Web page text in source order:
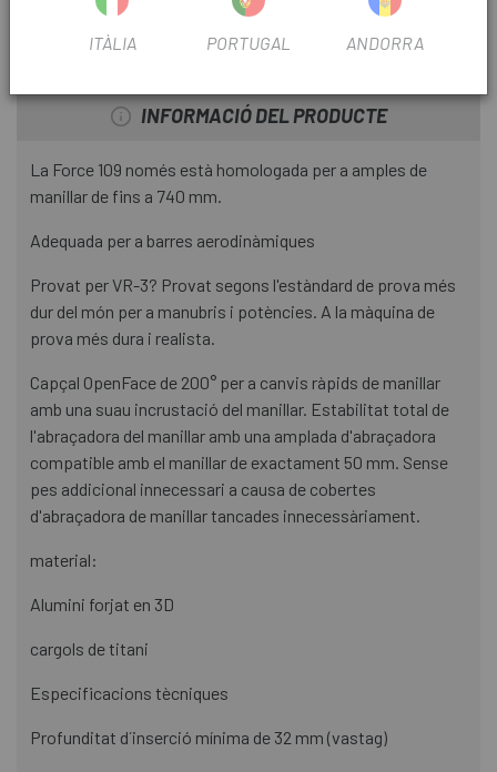
INFORMACIÓ DEL PRODUCTE
La Force 109 només està homologada per a amples de
manillar de fins a 740 mm.
Adequada per a barres aerodinàmiques
Provat per VR-3? Provat segons l'estàndard de prova més
dur del món per a manubris i potències. A la màquina de
prova més dura i realista.
Capçal OpenFace de 200° per a canvis ràpids de manillar
amb una suau incrustació del manillar. Estabilitat total de
l'abraçadora del manillar amb una amplada d'abraçadora
compatible amb el manillar de exactament 50 mm. Sense
pes addicional innecessari a causa de cobertes
d'abraçadora de manillar tancades innecessàriament.
material:
Alumini forjat en 3D
cargols de titani
Especificacions tècniques
Profunditat d´inserció mínima de 32 mm (vastag)
ITÀLIA PORTUGAL ANDORRA